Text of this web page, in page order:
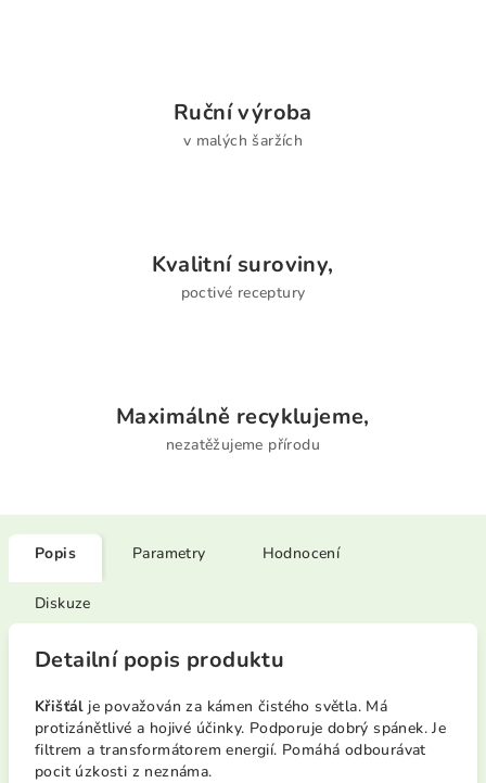
Ruční výroba
v malých šaržích
Kvalitní suroviny,
poctivé receptury
Maximálně recyklujeme,
nezatěžujeme přírodu
Popis Parametry Hodnocení
Diskuze
Detailní popis produktu
Křišťálje považován za kámen čistého světla. Má
protizánětlivé a hojivé účinky. Podporuje dobrý spánek. Je
filtrem a transformátorem energií. Pomáhá odbourávat
pocit úzkosti z neznáma.